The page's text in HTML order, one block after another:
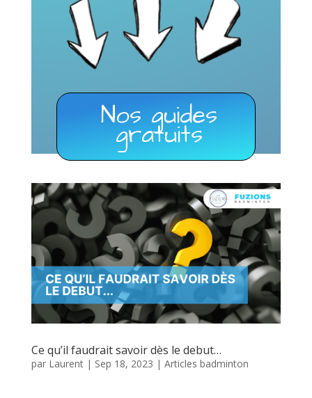
Nos guides
gratuits
Ce qu’il faudrait savoir dès le debut…
par Laurent| Sep 18, 2023 | Articles badminton